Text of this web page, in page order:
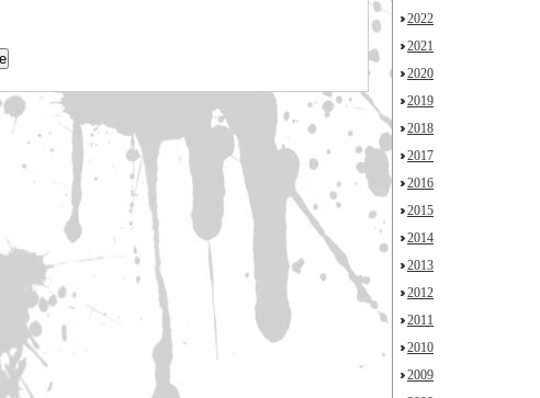
2022
2021
2020
2019
2018
2017
2016
2015
2014
2013
2012
2011
2010
2009